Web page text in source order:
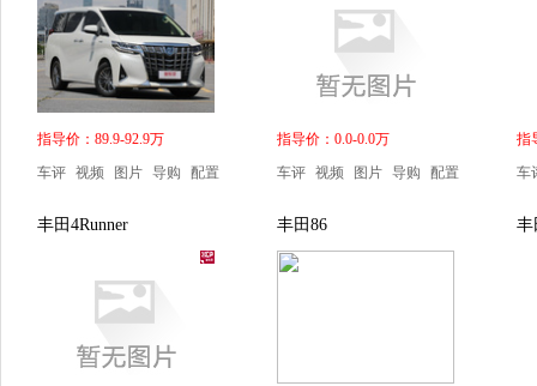
指导价：89.9-92.9万
车评 视频 图片 导购 配置
指导价：0.0-0.0万
车评 视频 图片 导购 配置
指
车
丰田4Runner 丰田86 丰